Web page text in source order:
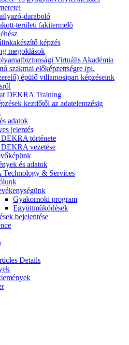
daraboló
területi fakitermelő
képzés
megoldások
Virtuális Akadémia
szakmai előképzettségre (pl.
épülő villamosipari képzéseink
DEKRA Training
kezdőtől az adatelemzésig
adatok
jelentés
története
vezetése
és adatok
& Services
Gyakornoki program
Együttműködések
bejelentése
Details